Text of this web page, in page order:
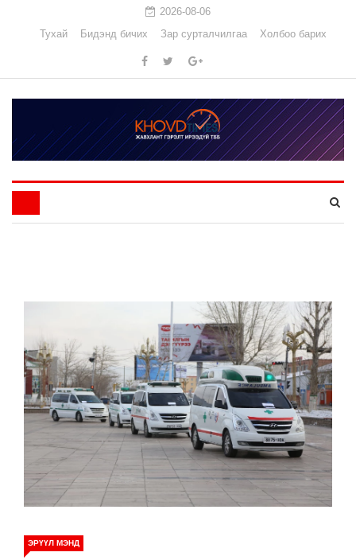
2026-08-06
Тухай
Бидэнд бичих Зар сурталчилгаа Холбоо барих
ЭРҮҮЛ МЭНД